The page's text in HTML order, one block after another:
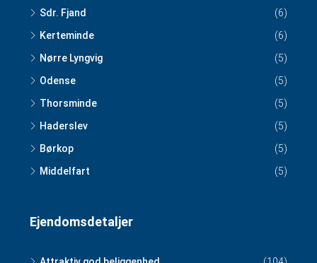
Sdr. Fjand
(6)
Kerteminde
(6)
Nørre Lyngvig
(5)
Odense
(5)
Thorsminde
(5)
Haderslev
(5)
Børkop
(5)
Middelfart
(5)
Ejendomsdetaljer